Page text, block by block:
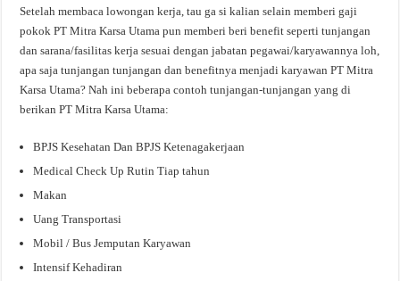
Setelah membaca lowongan kerja, tau ga si kalian selain memberi gaji
pokok PT Mitra Karsa Utama pun memberi beri benefit seperti tunjangan
dan sarana/fasilitas kerja sesuai dengan jabatan pegawai/karyawannya loh,
apa saja tunjangan tunjangan dan benefitnya menjadi karyawan PT Mitra
Karsa Utama? Nah ini beberapa contoh tunjangan-tunjangan yang di
berikan PT Mitra Karsa Utama:
BPJS Kesehatan Dan BPJS Ketenagakerjaan
Medical Check Up Rutin Tiap tahun
Makan
Uang Transportasi
Mobil / Bus Jemputan Karyawan
Intensif Kehadiran